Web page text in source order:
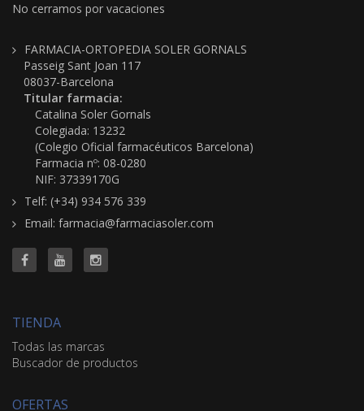
No cerramos por vacaciones
FARMACIA-ORTOPEDIA SOLER GORNALS
Passeig Sant Joan 117
08037-Barcelona
Titular farmacia:
Catalina Soler Gornals
Colegiada: 13232
(Colegio Oficial farmacéuticos Barcelona)
Farmacia nº: 08-0280
NIF: 37339170G
Telf: (+34) 934 576 339
Email: farmacia@farmaciasoler.com
TIENDA
Todas las marcas
Buscador de productos
OFERTAS